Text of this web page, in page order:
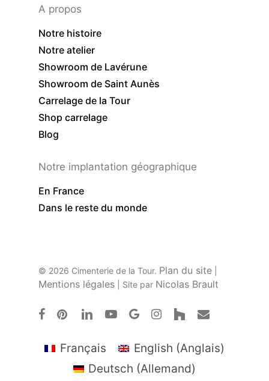
A propos
Notre histoire
Notre atelier
Showroom de Lavérune
Showroom de Saint Aunès
Carrelage de la Tour
Shop carrelage
Blog
Notre implantation géographique
En France
Dans le reste du monde
© 2026 Cimenterie de la Tour. Plan du site
Mentions légales | Site par Nicolas Brault
facebookpinterestlinkedinyoutubegoogle-instagramhouzzemail
Français English (Anglais)
Deutsch (Allemand)